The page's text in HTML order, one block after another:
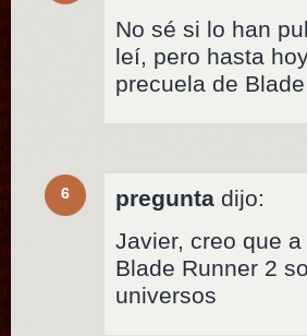
No sé si lo han
leí, pero hasta
precuela de
6 pregunta dijo:
Javier, creo que
Blade Runner 2
universos